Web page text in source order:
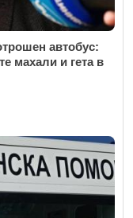
автобус:
махали и гета в